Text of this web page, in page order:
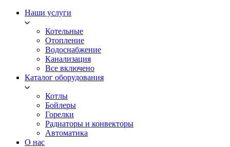
Наши услуги
Котельные
Отопление
Водоснабжение
Канализация
Все включено
Каталог оборудования
Котлы
Бойлеры
Горелки
Радиаторы и конвекторы
Автоматика
О нас